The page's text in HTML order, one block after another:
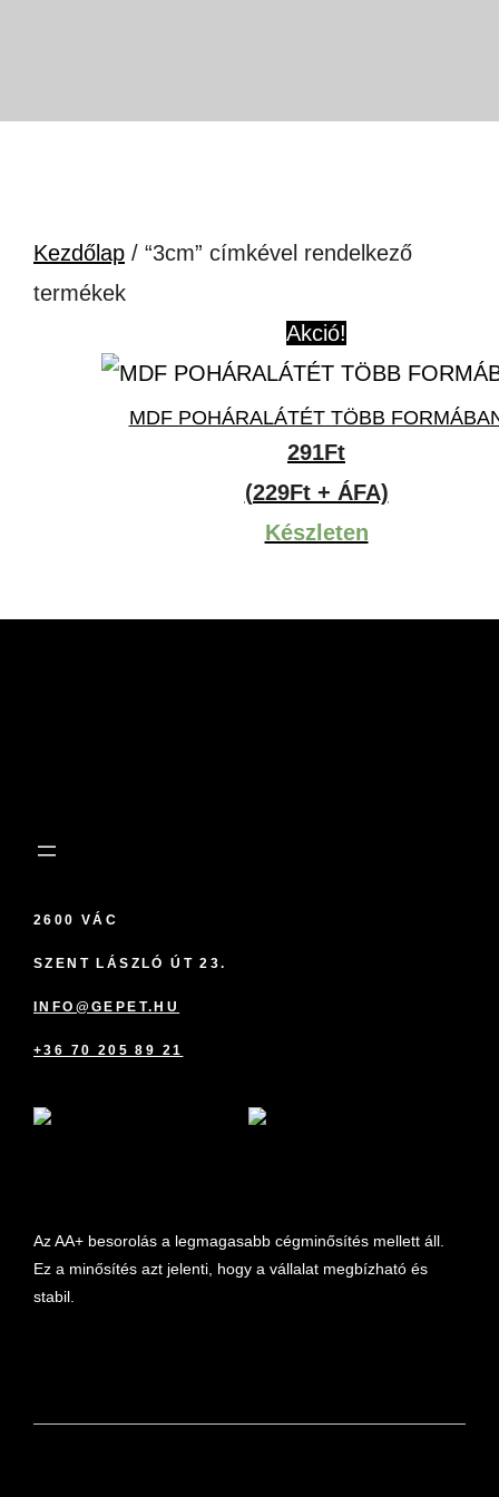
Kezdőlap / “3cm” címkével rendelkező
termékek
Akció!
MDF POHÁRALÁTÉT TÖBB
291Ft
(229Ft + ÁFA)
Készleten
2600 VÁC
SZENT LÁSZLÓ ÚT 23.
INFO@GEPET.HU
+36 70 205 89 21
Az AA+ besorolás a legmagasabb cégminősítés mellett áll.
Ez a minősítés azt jelenti, hogy a vállalat megbízható és
stabil.